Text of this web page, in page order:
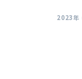
2023年